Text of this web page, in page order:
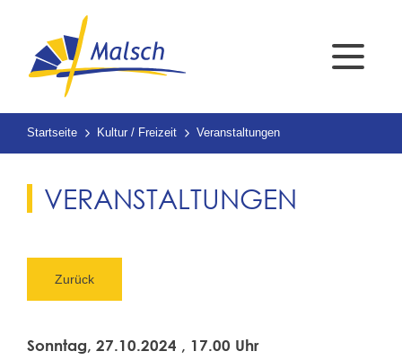
Startseite Kultur / Freizeit Veranstaltungen
VERANSTALTUNGEN
Zurück
Sonntag, 27.10.2024 , 17.00 Uhr